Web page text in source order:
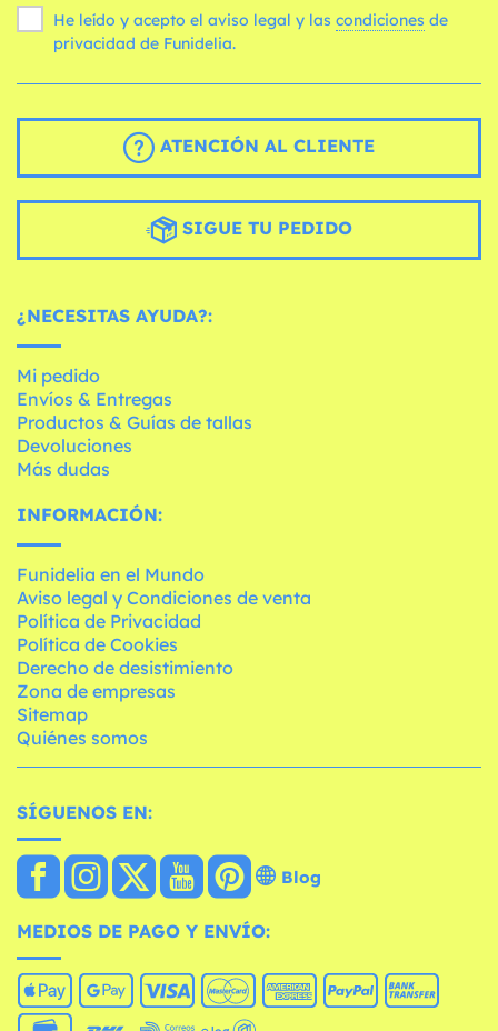
He leído y acepto el aviso legal y las condiciones
privacidad de Funidelia.
ATENCIÓN AL CLIENTE
SIGUE TU PEDIDO
¿NECESITAS AYUDA?:
Mi pedido
Envíos & Entregas
Productos & Guías de tallas
Devoluciones
Más dudas
INFORMACIÓN:
Funidelia en el Mundo
Aviso legal y Condiciones de venta
Política de Privacidad
Política de Cookies
Derecho de desistimiento
Zona de empresas
Sitemap
Quiénes somos
SÍGUENOS EN:
Blog
MEDIOS DE PAGO Y ENVÍO: